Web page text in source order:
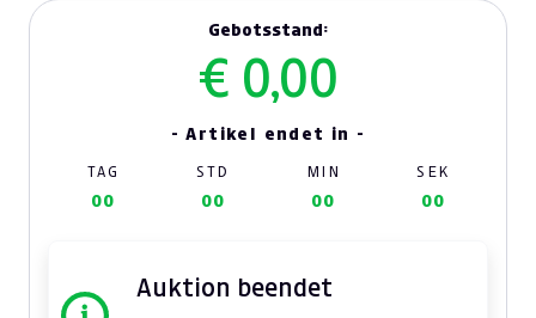
Gebotsstand:
€ 0,00
- Artikel endet in -
TAG STD MIN SEK
00 00 00 00
Auktion beendet